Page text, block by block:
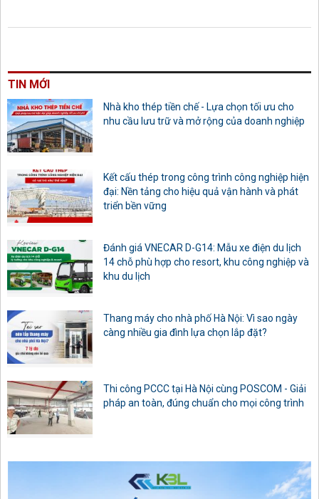
TIN MỚI
Nhà kho thép tiền chế - Lựa chọn tối ưu cho
nhu cầu lưu trữ và mở rộng của doanh nghiệp
Kết cấu thép trong công trình công nghiệp hiện
đại: Nền tảng cho hiệu quả vận hành và phát
triển bền vững
Đánh giá VNECAR D-G14: Mẫu xe điện du lịch
14 chỗ phù hợp cho resort, khu công nghiệp và
khu du lịch
Thang máy cho nhà phố Hà Nội: Vì sao ngày
càng nhiều gia đình lựa chọn lắp đặt?
Thi công PCCC tại Hà Nội cùng POSCOM - Giải
pháp an toàn, đúng chuẩn cho mọi công trình